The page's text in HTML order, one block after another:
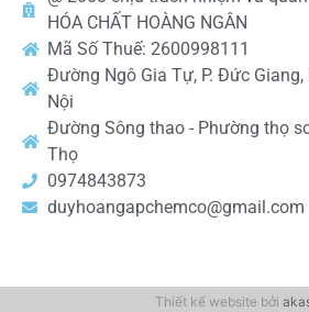
HÓA CHẤT HOÀNG NGÂN
Mã Số Thuế: 2600998111
Đường Ngô Gia Tự, P. Đức Giang,
Nội
Đường Sông thao - Phường thọ
Thọ
0974843873
duyhoangapchemco@gmail.com
Thiết kế website bởi